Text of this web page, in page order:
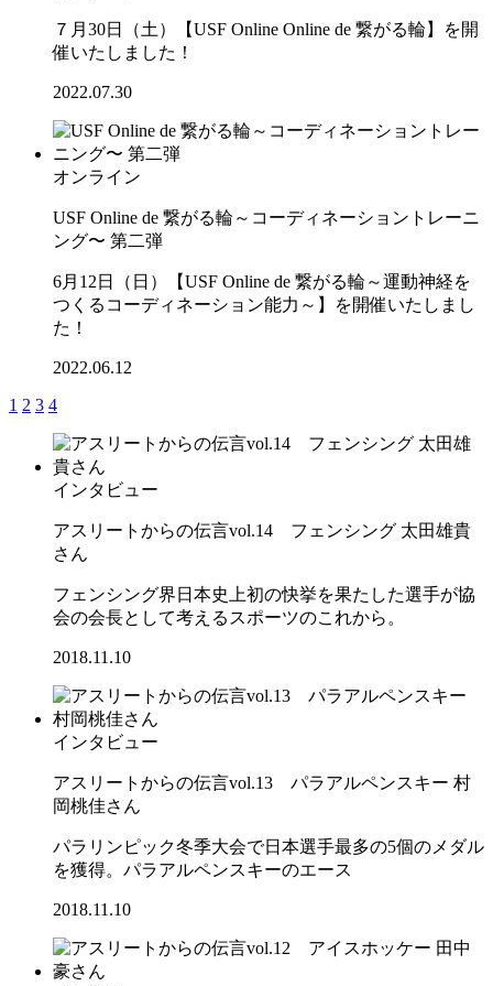
７月30日（土）【USF Online Online de 繋がる輪】を開
催いたしました！
2022.07.30
オンライン
USF Online de 繋がる輪～コーディネーショントレーニ
ング〜 第二弾
6月12日（日）【USF Online de 繋がる輪～運動神経を
つくるコーディネーション能力～】を開催いたしまし
た！
2022.06.12
1 2 3 4
インタビュー
アスリートからの伝言vol.14 フェンシング 太田雄貴
さん
フェンシング界日本史上初の快挙を果たした選手が協
会の会長として考えるスポーツのこれから。
2018.11.10
インタビュー
アスリートからの伝言vol.13 パラアルペンスキー 村
岡桃佳さん
パラリンピック冬季大会で日本選手最多の5個のメダル
を獲得。パラアルペンスキーのエース
2018.11.10